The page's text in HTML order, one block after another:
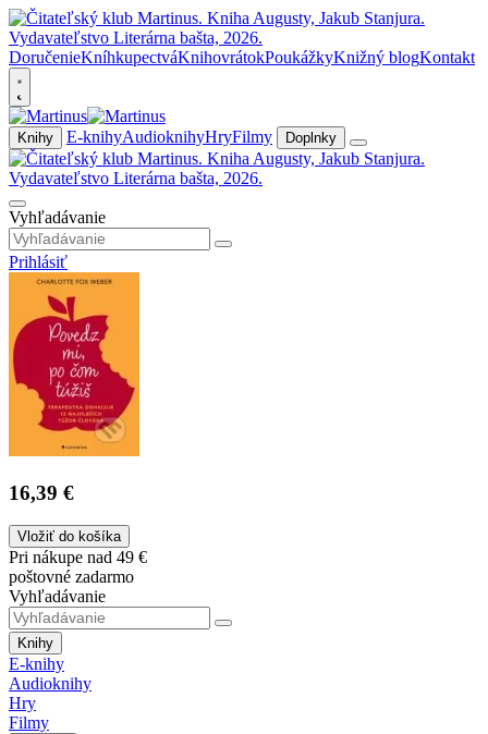
DoručenieKníhkupectváKnihovrátokPoukážkyKnižný blogKontakt
Knihy E-knihyAudioknihyHryFilmy Doplnky
Vyhľadávanie
Prihlásiť
16,39 €
Vložiť do košíka
Pri nákupe nad 49 €
poštovné zadarmo
Vyhľadávanie
Knihy
E-knihy
Audioknihy
Hry
Filmy